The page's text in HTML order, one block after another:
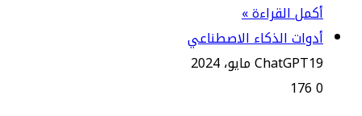
أكمل القراءة »
أدوات الذكاء الاصطناعي
ChatGPT19 مايو، 2024
0